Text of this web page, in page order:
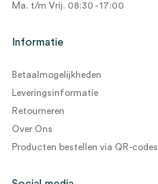
Ma. t/m Vrij. 08:30 - 17:00
Informatie
Betaalmogelijkheden
Leveringsinformatie
Retourneren
Over Ons
Producten bestellen via QR-codes